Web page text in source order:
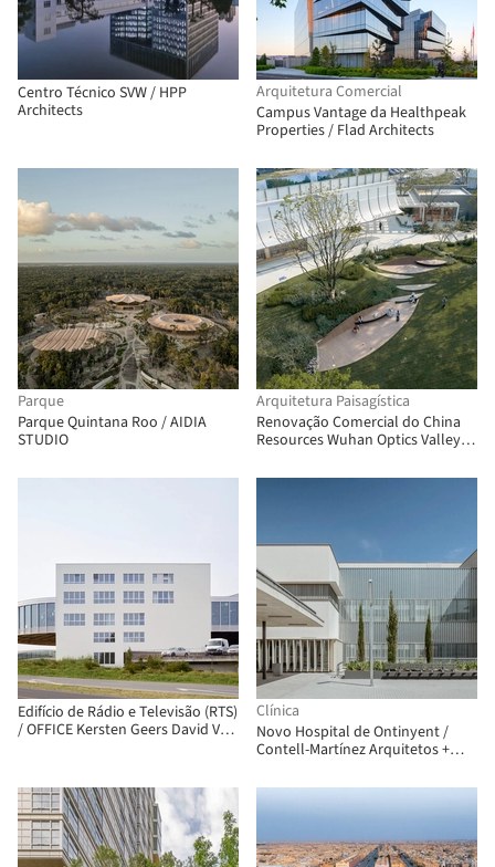
Centro Técnico SVW / HPP
Architects
Arquitetura Comercial
Campus Vantage da Healthpeak
Properties / Flad Architects
Parque
Parque Quintana Roo / AIDIA
STUDIO
Arquitetura Paisagística
Renovação Comercial do China
Resources Wuhan Optics Valley
WTD Weitu Design
Edifício de Rádio e Televisão (RTS)
/ OFFICE Kersten Geers David Van
Clínica
Novo Hospital de Ontinyent /
Contell-Martínez Arquitetos +